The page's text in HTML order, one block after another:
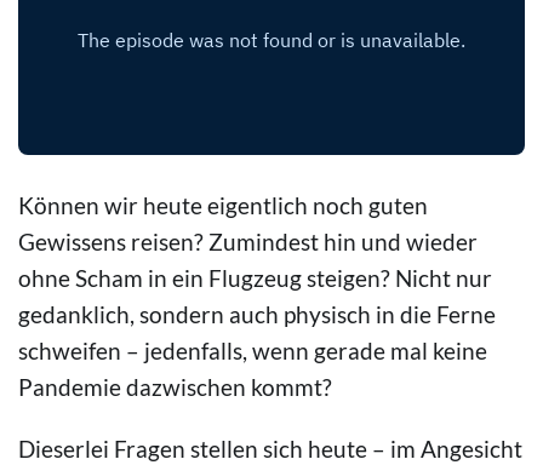
Können wir heute eigentlich noch guten
Gewissens reisen? Zumindest hin und wieder
ohne Scham in ein Flugzeug steigen? Nicht nur
gedanklich, sondern auch physisch in die Ferne
schweifen – jedenfalls, wenn gerade mal keine
Pandemie dazwischen kommt?
Dieserlei Fragen stellen sich heute – im Angesicht